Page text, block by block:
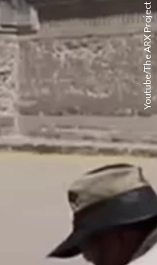
Youtube/The ARX Project